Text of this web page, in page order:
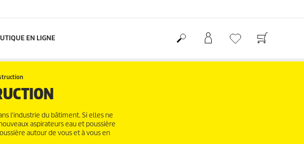
EN LIGNE
l'industrie du bâtiment. Si elles ne
aspirateurs eau et poussière
autour de vous et à vous en